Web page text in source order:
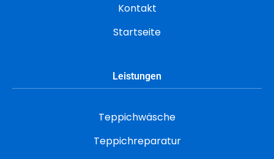
Kontakt
Startseite
Leistungen
Teppichwäsche
Teppichreparatur